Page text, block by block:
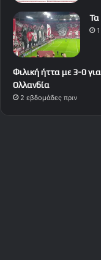
Τα
Φιλική ήττα με 3-0
Ολλανδία
2 εβδομάδες πριν